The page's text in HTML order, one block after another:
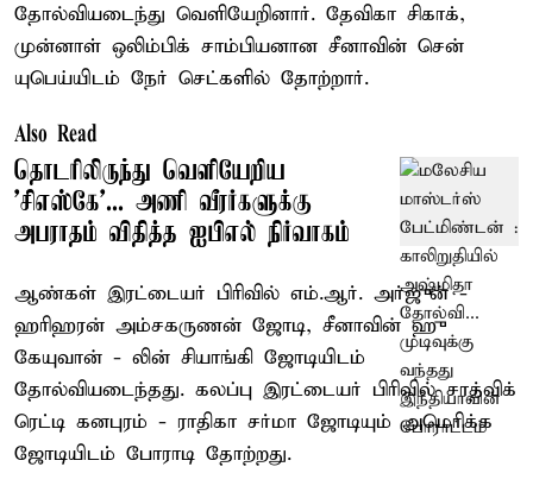
தோல்வியடைந்து வெளியேறினார். தேவிகா சிகாக்,
முன்னாள் ஒலிம்பிக் சாம்பியனான சீனாவின் சென்
யுபெய்யிடம் நேர் செட்களில் தோற்றார்.
Also Read
தொடரிலிருந்து வெளியேறிய
’சிஎஸ்கே’... அணி வீரர்களுக்கு
அபராதம் விதித்த ஐபிஎல் நிர்வாகம்
ஆண்கள் இரட்டையர் பிரிவில் எம்.ஆர். அர்ஜுன் -
ஹரிஹரன் அம்சகருணன் ஜோடி, சீனாவின் ஹு
கேயுவான் - லின் சியாங்கி ஜோடியிடம்
தோல்வியடைந்தது. கலப்பு இரட்டையர் பிரிவில் சாத்விக்
ரெட்டி கனபுரம் - ராதிகா சர்மா ஜோடியும் அமெரிக்க
ஜோடியிடம் போராடி தோற்றது.